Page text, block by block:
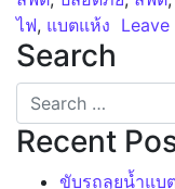
ไฟ, แบตแห้ง
Search
Search for:
Recent
ขับรถลุยน้ำแบ